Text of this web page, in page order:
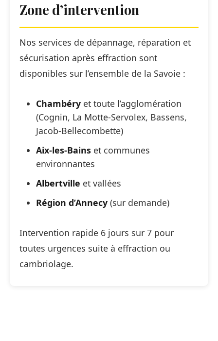
Zone d’intervention
Nos services de dépannage, réparation et
sécurisation après effraction sont
disponibles sur l’ensemble de la Savoie :
Chambéry et toute l’agglomération
(Cognin, La Motte-Servolex, Bassens,
Jacob-Bellecombette)
Aix-les-Bains et communes
environnantes
Albertville et vallées
Région d’Annecy (sur demande)
Intervention rapide 6 jours sur 7 pour
toutes urgences suite à effraction ou
cambriolage.